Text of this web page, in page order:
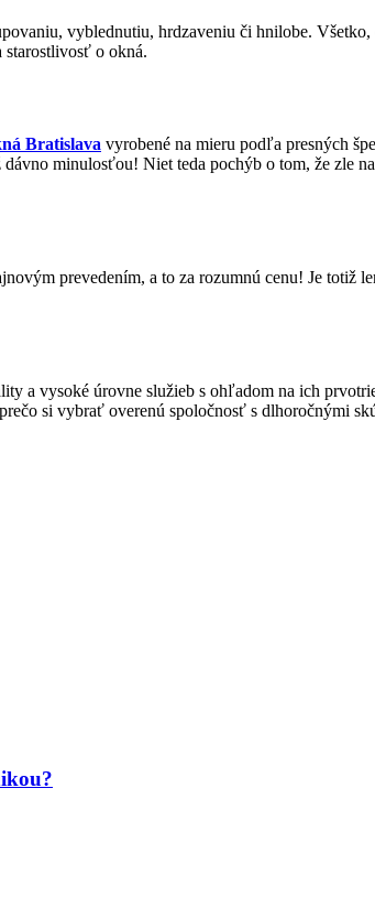
vyblednutiu, hrdzaveniu či hnilobe.
starostlivosť o okná.
Bratislava vyrobené na mieru podľa presných
minulosťou! Niet teda pochýb o tom, že zle
prevedením, a to za rozumnú cenu! Je totiž
a vysoké úrovne služieb s ohľadom na ich
si vybrať overenú spoločnosť s dlhoročnými